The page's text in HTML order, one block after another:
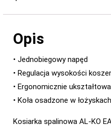
Opis
• Jednobiegowy napęd
• Regulacja wysokości
• Ergonomicznie
• Koła osadzone w
Kosiarka spalinowa AL-KO